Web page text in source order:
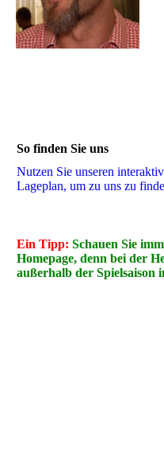
So finden Sie uns
Nutzen Sie unseren
La­ge­plan, um zu uns zu
Ein Tipp: Schauen Sie
Homepage, denn bei der
außerhalb der Spielsaison